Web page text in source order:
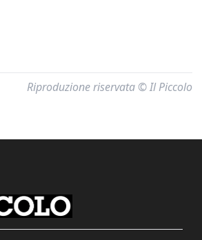
Riproduzione riservata © Il Piccolo